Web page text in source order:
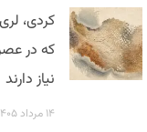
کردی،
که در
نیاز دارند
۱۴ مرداد ۱۴۰۵